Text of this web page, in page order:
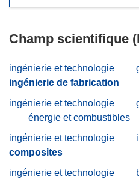
Champ scientifique
ingénierie et technologie
ingénierie de fabrication
ingénierie et technologie
énergie et combustibles
ingénierie et technologie
composites
ingénierie et technologie